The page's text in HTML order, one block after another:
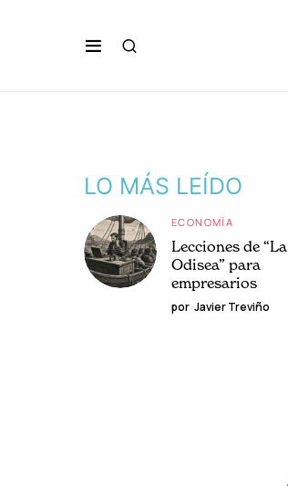
LO MÁS LEÍDO
ECONOMÍA
Lecciones de “La
Odisea” para
empresarios
por Javier Treviño